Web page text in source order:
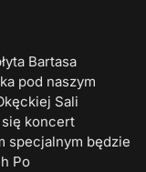
Bartasa
pod naszym
Sali
koncert
specjalnym będzie
Po